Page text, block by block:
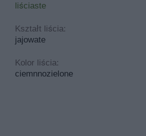
liściaste
Kształt liścia:
jajowate
Kolor liścia:
ciemnnozielone